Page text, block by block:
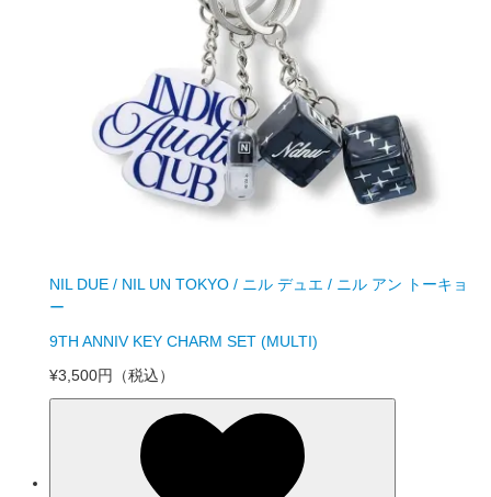
NIL DUE / NIL UN TOKYO / ニル デュエ / ニル アン トーキョ
ー
9TH ANNIV KEY CHARM SET (MULTI)
¥3,500円
（税込）